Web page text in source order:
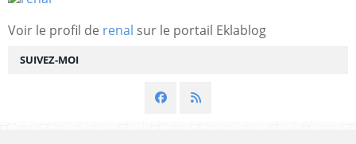
SUIVEZ-MOI
Voir le profil de renal sur le portail Eklablog